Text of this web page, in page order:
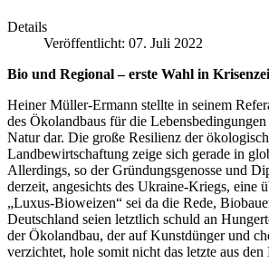
Details
Veröffentlicht: 07. Juli 2022
Bio und Regional – erste Wahl in
Heiner Müller-Ermann stellte in seinem
des Ökolandbaus für die
Natur dar. Die große Resilienz der
Landbewirtschaftung zeige sich gerade in
Allerdings, so der Gründungsgenosse und
derzeit, angesichts des Ukraine-Kriegs, eine
„Luxus-Bioweizen“ sei da die Rede,
Deutschland seien letztlich schuld an
der Ökolandbau, der auf Kunstdünger und
verzichtet, hole somit nicht das letzte aus den